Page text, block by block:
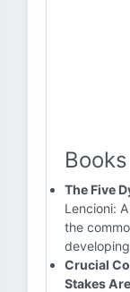
Books
The Five
Lencioni:
the
Crucial
Stakes